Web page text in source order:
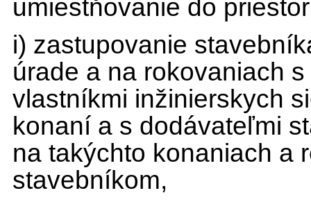
umiestňovanie do
i) zastupovanie
úrade a na rokovaniach
vlastníkmi inžinierskych
konaní a s dodávateľmi
na takýchto konaniach a
stavebníkom,